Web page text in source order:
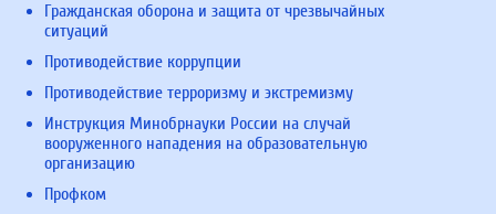
Гражданская оборона и защита от чрезвычайных
ситуаций
Противодействие коррупции
Противодействие терроризму и экстремизму
Инструкция Минобрнауки России на случай
вооруженного нападения на образовательную
организацию
Профком